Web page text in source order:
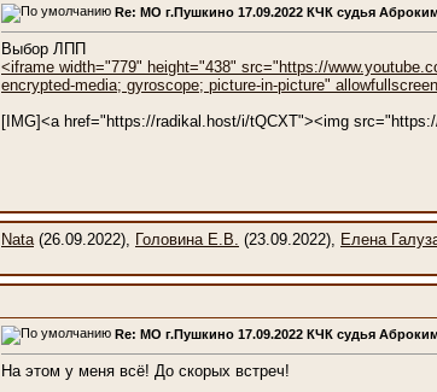
Re: МО г.Пушкино 17.09.2022 КЧК судья
Выбор ЛПП
<iframe width="779" height="438" src="https://
encrypted-media; gyroscope; picture-in-picture"
[IMG]<a href="https://radikal.host/i/tQCXT"><img
Nata(26.09.2022), Головина Е.В. (23.09.2022), Елена
Re: МО г.Пушкино 17.09.2022 КЧК судья
На этом у меня всё! До скорых встреч!